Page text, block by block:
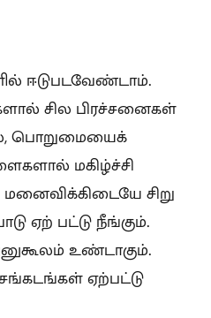
ஈடுபடவேண்டாம்.
சில பிரச்சனைகள்
பொறுமையைக்
மகிழ்ச்சி
சிறு
ஏற் பட்டு நீங்கும்.
உண்டாகும்.
சங்கடங்கள் ஏற்பட்டு